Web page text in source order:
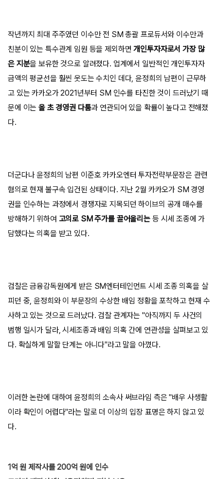
작년까지 최대 주주였던 이수만 전 SM 총괄 프로듀서와 이수만과
친분이 있는 특수관계 임원 등을 제외하면개인투자자로서 가장 많
은 지분을 보유한 것으로 알려졌다. 업계에서 일반적인 개인투자자
금액의 평균선을 훨씬 웃도는 수치인 데다, 윤정희의 남편이 근무하
고 있는 카카오가 2021년부터 SM 인수를 타진한 것이 드러났기 때
문에 이는올 초 경영권 다툼과 연관되어 있을 확률이 높다고 전해졌
다.
더군다나 윤정희의 남편 이준호 카카오엔터 투자전략부문장은 관련
혐의로 현재 불구속 입건된 상태이다. 지난 2월 카카오가 SM 경영
권을 인수하는 과정에서 경쟁자로 지목되던 하이브의 공개 매수를
방해하기 위하여 고의로 SM 주가를 끌어올리는 등 시세 조종에 가
담했다는 의혹을 받고 있다.
검찰은 금융감독원에게 받은 SM엔터테인먼트 시세 조종 의혹을 살
피던 중, 윤정희와 이 부문장의 수상한 배임 정황을 포착하고 현재 수
사하고 있는 것으로 드러났다. 검찰 관계자는 "아직까지 두 사건의
범행 일시가 달라, 시세조종과 배임 의혹 간에 연관성을 살펴보고 있
다. 확실하게 말할 단계는 아니다"라고 말을 아꼈다.
이러한 논란에 대하여 윤정희의 소속사 써브라임 측은 "배우 사생활
이라 확인이 어렵다"라는 말로 더 이상의 입장 표명은 하지 않고 있
다.
1억 원 제작사를 200억 원에 인수